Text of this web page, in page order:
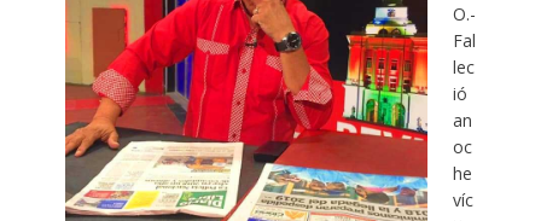
O.-
Fal
lec
ió
an
oc
he
víc